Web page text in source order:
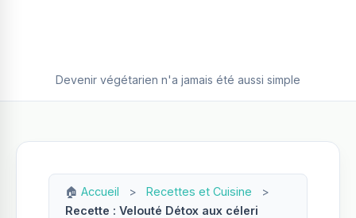
Devenir végétarien n'a jamais été aussi simple
🏠 Accueil > Recettes et Cuisine
>
Recette : Velouté Détox aux céleri